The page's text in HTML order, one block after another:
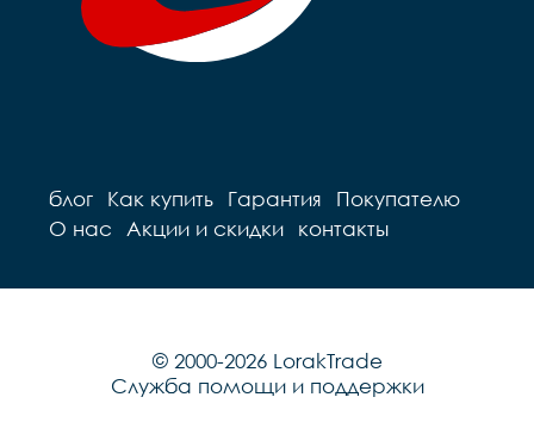
блог Как купить Гарантия
Покупателю
О нас
Акции и скидки контакты
© 2000-2026 LorakTrade
Служба помощи и поддержки